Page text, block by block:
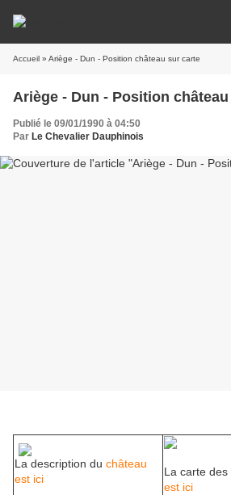
Accueil » Ariège - Dun - Position château sur carte
Ariège - Dun - Position
Publié le 09/01/1990 à 04:50
Par Le Chevalier Dauphinois
La description du château
est ici
La carte
est ici